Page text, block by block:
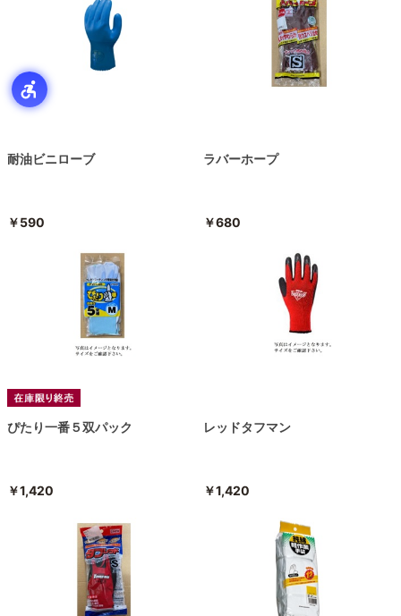
耐油ビニローブ
￥590
ラバーホープ
￥680
ぴたり一番５双パック
￥1,420
レッドタフマン
￥1,420